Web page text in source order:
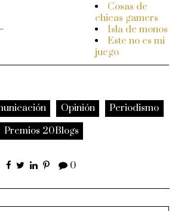
Cosas de
chicas gamers
Isla de monos
Este no es mi
juego
Opinión
Periodismo
Premios 20Blogs
0